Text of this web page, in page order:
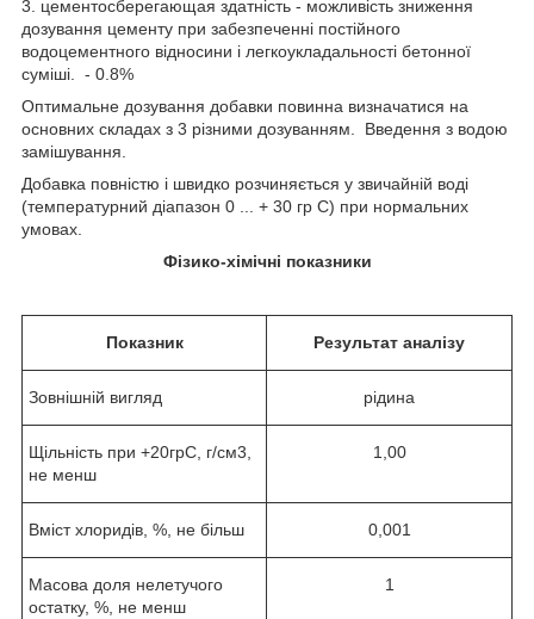
3. цементосберегающая здатність - можливість зниження
дозування цементу при забезпеченні постійного
водоцементного відносини і легкоукладальності бетонної
суміші. - 0.8%
Оптимальне дозування добавки повинна визначатися на
основних складах з 3 різними дозуванням. Введення з водою
замішування.
Добавка повністю і швидко розчиняється у звичайній воді
(температурний діапазон 0 ... + 30 гр С) при нормальних
умовах.
Фізико-хімічні показники
Показник Результат аналізу
Зовнішній вигляд рідина
Щільність при +20грС, г/см3,
не менш
1,00
Вміст хлоридів, %, не більш 0,001
Масова доля нелетучого
остатку, %, не менш
1